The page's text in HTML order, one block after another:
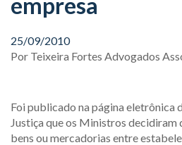
25/09/2010
Por Teixeira Fortes Advogados
Foi publicado na página eletrônica
Justiça que os Ministros decidiram
bens ou mercadorias entre